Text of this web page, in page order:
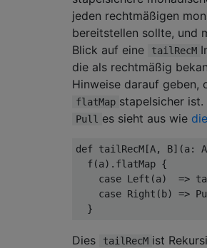
jeden rechtmäßigen
bereitstellen sollte, und
Blick auf eine
tailRecM
die als rechtmäßig
Hinweise darauf geben,
flatMap stapelsicher ist.
Pull es sieht aus wie
def tailRecM[A, B](a: A
  f
(a). flatMap {
case Left (a) =>
case Right (b) =>
}
Dies tailRecM ist